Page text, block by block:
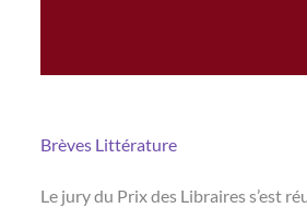
Brèves Littérature
Le jury du Prix des Libraires s’est